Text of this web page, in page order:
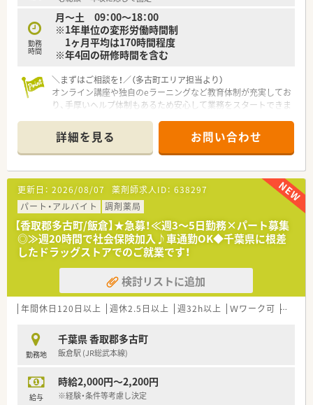
勤務
時間
月～土 09：00～18：00
※1年単位の変形労働時間制
1ヶ月平均は170時間程度
※年4回の研修時間を含む
＼まずはご相談を！／（多古町エリア担当より）
オンライン講座や独自のeラーニングなど教育体制が充実してお
り、手厚いヘルプ体制もあるため安心して業務をスタートできま
＊------------------------------------------＊
【店舗情報と応需状況について】
■JR総武本線の飯倉駅から車で14分ほどの場所に位置してお
り、敷地内の駐車場を利用したマイカー通勤が非常に便利な店舗
です。
■面対応のスタイルであらゆる医療機関からの処方箋を受け付
けており、1日あたりの平均応需枚数は約10枚と落ち着いていま
す。
■勤務体制は常勤薬剤師が1名在籍しており、処方箋の枚数に対
してゆとりを持って日々の調剤業務を行える環境が整っていま
す。
【こんな方が活躍中】
■全薬剤師を対象とした手当を活用して各自で資格取得や自己
研鑽に励み、研修認定薬剤師などの資格を持つ方が活躍していま
■独自の健康サポートプログラムを利用し、社内の保健師や管理
栄養士から食事のアドバイスを受け生き生きと働く方です。
■3名以上の社員が集まった同好会に対する会社からの補助制度
【こんな方にオススメ】
詳細を見る お問い合わせ
更新日： 2026/08/07 薬剤師求人ID： 638297
パート・アルバイト
調剤薬局
【香取郡多古町/飯倉】★急募！≪週3～5日勤務×パート募集
◎≫週20時間で社会保険加入♪車通勤OK◆千葉県に根差
したドラッグストアでのご就業です！
検討リストに追加
年間休日120日以上 週休2.5日以上 週32h以上 Ｗワーク可 残業
勤務地
千葉県 香取郡多古町
飯倉駅 (JR総武本線)
給与
時給2,000円～2,200円
※経験・条件等考慮し決定